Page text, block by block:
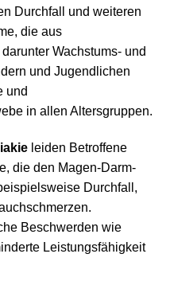
Durchfall und weiteren
die aus
Wachstums- und
und Jugendlichen
und
in allen Altersgruppen.
leiden Betroffene
die den Magen-Darm-
Durchfall,
Beschwerden wie
Leistungsfähigkeit